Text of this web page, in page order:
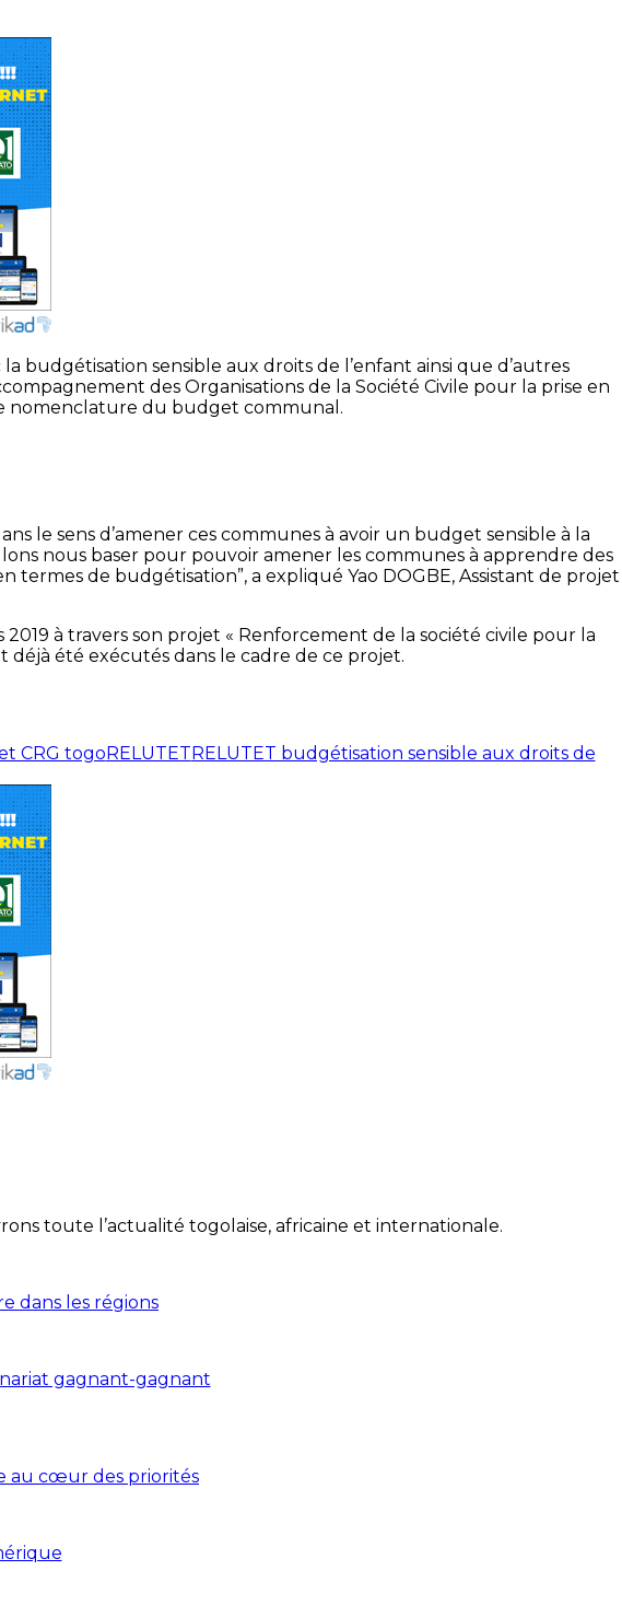
budgétisation sensible aux droits de l’enfant ainsi que d’autres
des Organisations de la Société Civile pour la prise en
nomenclature du budget communal.
le sens d’amener ces communes à avoir un budget sensible à la
nous baser pour pouvoir amener les communes à apprendre des
termes de budgétisation”, a expliqué Yao DOGBE, Assistant de projet
à travers son projet « Renforcement de la société civile pour la
déjà été exécutés dans le cadre de ce projet.
CRG togoRELUTETRELUTET budgétisation sensible aux droits de
toute l’actualité togolaise, africaine et internationale.
dans les régions
gagnant-gagnant
au cœur des priorités